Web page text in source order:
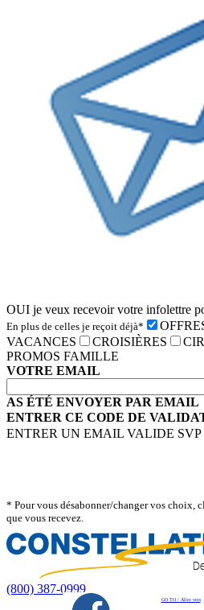
OUI je veux recevoir votre infolettre
En plus de celles je reçoit déjà*
VACANCES
CROISIÈRES
PROMOS FAMILLE
VOTRE EMAIL
AS ÉTÉ ENVOYER PAR EMAIL
ENTRER CE CODE DE
ENTRER UN EMAIL VALIDE SVP
* Pour vous désabonner/changer vos choix,
que vous recevez.
(800) 387-0999
GO TO / Aller vers